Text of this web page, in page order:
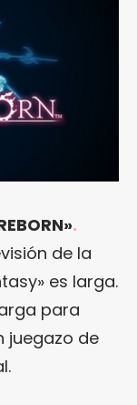
.
de la
es larga.
para
juegazo de